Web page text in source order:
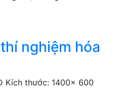
nghiệm hóa
Kích thước: 1400x 600